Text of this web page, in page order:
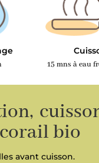
15 mns à eau
bio
avant cuisson.